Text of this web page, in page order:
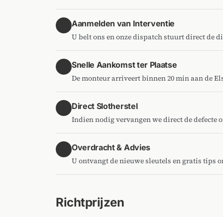
Aanmelden van Interventie
U belt ons en onze dispatch stuurt direct de
Snelle Aankomst ter Plaatse
De monteur arriveert binnen 20 min aan de
Direct Slotherstel
Indien nodig vervangen we direct de defecte
Overdracht & Advies
U ontvangt de nieuwe sleutels en gratis tips
Richtprijzen